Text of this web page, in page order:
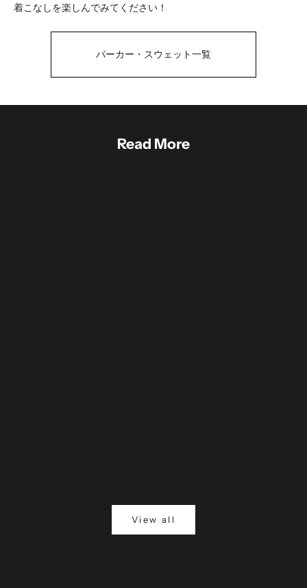
着こなしを楽しんでみてください！
パーカー・スウェット一覧
Read More
View all